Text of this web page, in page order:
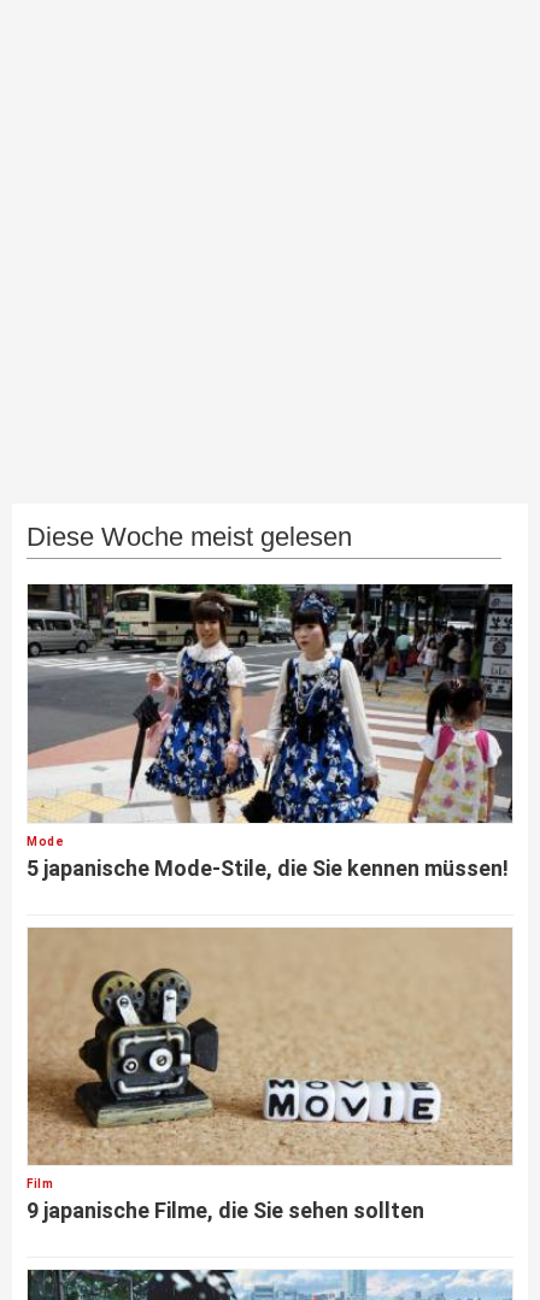
Diese Woche meist gelesen
Mode
5 japanische Mode-Stile, die Sie kennen müssen!
Film
9 japanische Filme, die Sie sehen sollten